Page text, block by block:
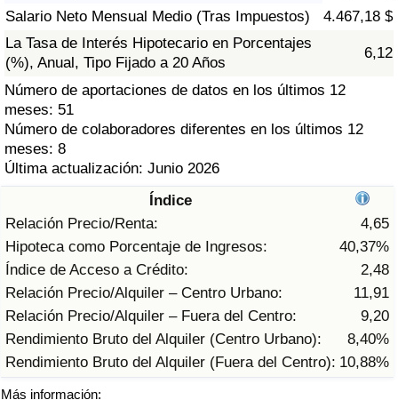
Salario Neto Mensual Medio (Tras Impuestos)
4.467,18 $
La Tasa de Interés Hipotecario en Porcentajes
(%), Anual, Tipo Fijado a 20 Años
6,12
Número de aportaciones de datos en los últimos 12
meses: 51
Número de colaboradores diferentes en los últimos 12
meses: 8
Última actualización: Junio 2026
Índice
Relación Precio/Renta:
4,65
Hipoteca como Porcentaje de Ingresos:
40,37%
Índice de Acceso a Crédito:
2,48
Relación Precio/Alquiler – Centro Urbano:
11,91
Relación Precio/Alquiler – Fuera del Centro:
9,20
Rendimiento Bruto del Alquiler (Centro Urbano):
8,40%
Rendimiento Bruto del Alquiler (Fuera del Centro): 10,88%
Más información:
Índice de criminalidad por país
Sanidad
Índice de Sanidad (Actual)
Índice de Sanidad
Índice de Sanidad por País
Índice de contaminación
Índice de Contaminación por País